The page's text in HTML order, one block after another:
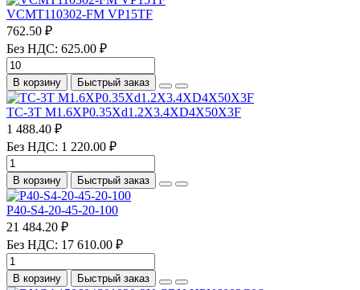
VCMT110302-FM VP15TF
762.50 ₽
Без НДС: 625.00 ₽
В корзину Быстрый заказ
TC-3T M1.6XP0.35Xd1.2X3.4XD4X50X3F
1 488.40 ₽
Без НДС: 1 220.00 ₽
В корзину Быстрый заказ
P40-S4-20-45-20-100
21 484.20 ₽
Без НДС: 17 610.00 ₽
В корзину Быстрый заказ